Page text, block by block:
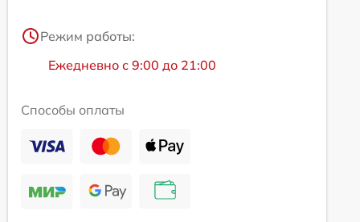
Режим работы:
Ежедневно с 9:00 до 21:00
Способы оплаты